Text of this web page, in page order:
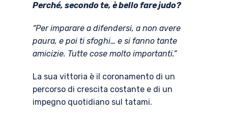
Perché, secondo te, è bello fare judo?
“Per imparare a difendersi, a non avere
paura, e poi ti sfoghi… e si fanno tante
amicizie. Tutte cose molto importanti.”
La sua vittoria è il coronamento di un
percorso di crescita costante e di un
impegno quotidiano sul tatami.